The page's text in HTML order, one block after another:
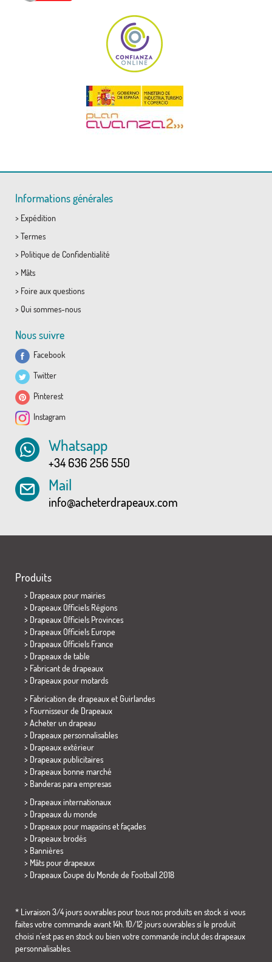
Informations générales
> Expédition
> Termes
> Politique de Confidentialité
> Mâts
> Foire aux questions
> Qui sommes-nous
Nous suivre
Facebook
Twitter
Pinterest
Instagram
Whatsapp
+34 636 256 550
Mail
info@acheterdrapeaux.com
Produits
> Drapeaux pour mairies
> Drapeaux Officiels Régions
> Drapeaux Officiels Provinces
> Drapeaux Officiels Europe
> Drapeaux Officiels France
> Drapeaux de table
> Fabricant de drapeaux
> Drapeaux pour motards
> Fabrication de drapeaux et Guirlandes
> Fournisseur de Drapeaux
> Acheter un drapeau
> Drapeaux personnalisables
> Drapeaux extérieur
> Drapeaux publicitaires
> Drapeaux bonne marché
> Banderas para empresas
> Drapeaux internationaux
> Drapeaux du monde
> Drapeaux pour magasins et façades
> Drapeaux brodés
> Bannières
> Mâts pour drapeaux
> Drapeaux Coupe du Monde de Football 2018
* Livraison 3/4 jours ouvrables pour tous nos produits en stock si vous
faites votre commande avant 14h. 10/12 jours ouvrables si le produit
choisi n´est pas en stock ou bien votre commande inclut des drapeaux
personnalisables.